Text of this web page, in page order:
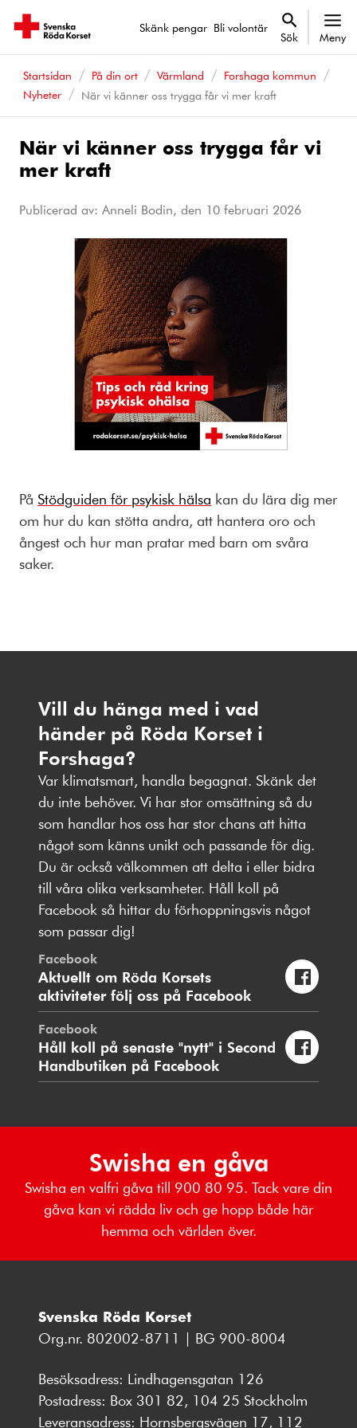
Skänk pengar Bli volontär
Sök Meny
Startsidan På din ort Värmland
Forshaga kommun
Nyheter
När vi känner oss trygga får vi mer kraft
När vi känner oss trygga får vi
mer kraft
Publicerad av: Anneli Bodin, den 10 februari 2026
På Stödguiden för psykisk hälsa kan du lära dig mer
om hur du kan stötta andra, att hantera oro och
ångest och hur man pratar med barn om svåra
saker.
Vill du hänga med i vad
händer på Röda Korset i
Forshaga?
Var klimatsmart, handla begagnat. Skänk det
du inte behöver. Vi har stor omsättning så du
som handlar hos oss har stor chans att hitta
något som känns unikt och passande för dig.
Du är också välkommen att delta i eller bidra
till våra olika verksamheter. Håll koll på
Facebook så hittar du förhoppningsvis något
som passar dig!
Facebook
Aktuellt om Röda Korsets
aktiviteter följ oss på Facebook
Facebook
Håll koll på senaste "nytt" i Second
Handbutiken på Facebook
Swisha en gåva
Swisha en valfri gåva till 900 80 95. Tack vare din
gåva kan vi rädda liv och ge hopp både här
hemma och världen över.
Svenska Röda Korset
Org.nr. 802002-8711 | BG 900-8004
Besöksadress: Lindhagensgatan 126
Postadress: Box 301 82, 104 25 Stockholm
Leveransadress: Hornsbergsvägen 17, 112